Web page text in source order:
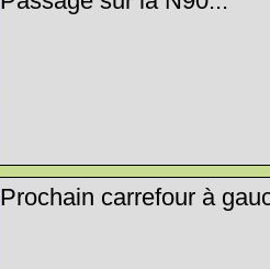
Prochain carrefour à